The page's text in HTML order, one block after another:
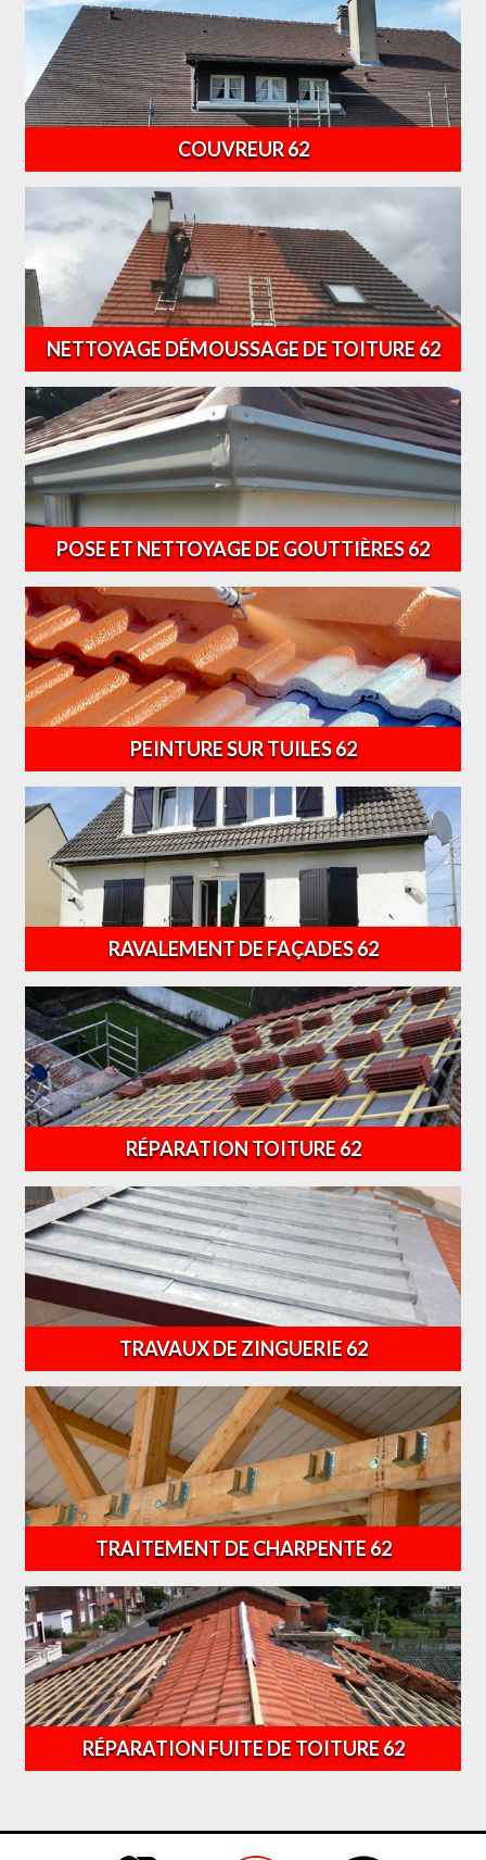
COUVREUR 62
NETTOYAGE DÉMOUSSAGE DE TOITURE 62
POSE ET NETTOYAGE DE GOUTTIÈRES 62
PEINTURE SUR TUILES 62
RAVALEMENT DE FAÇADES 62
RÉPARATION TOITURE 62
TRAVAUX DE ZINGUERIE 62
TRAITEMENT DE CHARPENTE 62
RÉPARATION FUITE DE TOITURE 62